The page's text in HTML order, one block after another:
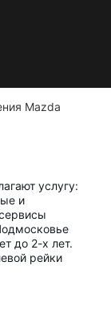
Mazda
услугу:
и
до 2-х лет.
рейки